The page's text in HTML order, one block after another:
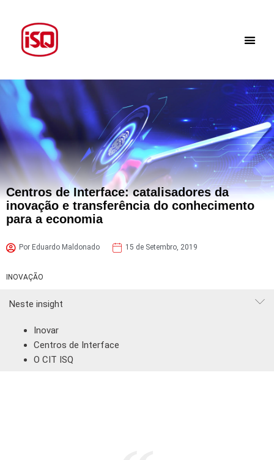
Centros de Interface: catalisadores da
inovação e transferência do conhecimento
para a economia
Por Eduardo Maldonado 15 de Setembro, 2019
INOVAÇÃO
Neste insight
Inovar
Centros de Interface
O CIT ISQ